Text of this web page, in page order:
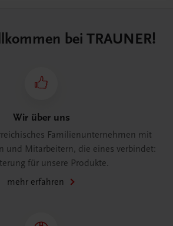
bei TRAUNER!
Wir über uns
Familienunternehmen mit
und Mitarbeitern, die eines verbindet:
für unsere Produkte.
mehr erfahren